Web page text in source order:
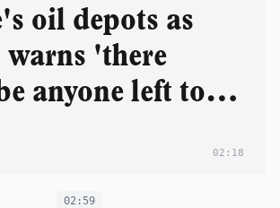
oil depots as
warns 'there
anyone left to
02:18
02:59